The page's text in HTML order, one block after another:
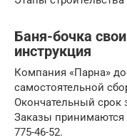
Баня-бочка
инструкция
Компания «Парна»
самостоятельной
Окончательный срок
Заказы принимаются
775-46-52.